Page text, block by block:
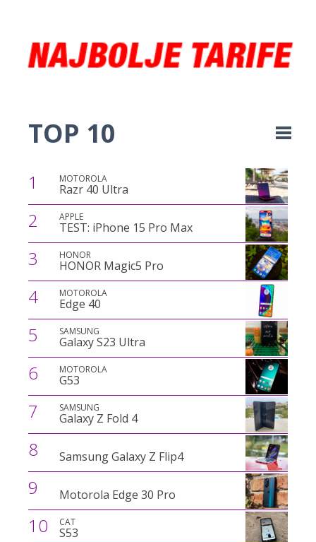
TOP 10
1 MOTOROLA
Razr 40 Ultra
2 APPLE
TEST: iPhone 15 Pro Max
3 HONOR
HONOR Magic5 Pro
4 MOTOROLA
Edge 40
5 SAMSUNG
Galaxy S23 Ultra
6 MOTOROLA
G53
7 SAMSUNG
Galaxy Z Fold 4
8 Samsung Galaxy Z Flip4
9 Motorola Edge 30 Pro
10 CAT
S53